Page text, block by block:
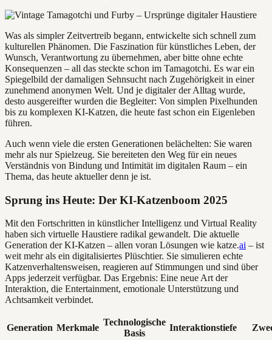
Was als simpler Zeitvertreib begann, entwickelte sich schnell zum
kulturellen Phänomen. Die Faszination für künstliches Leben, der
Wunsch, Verantwortung zu übernehmen, aber bitte ohne echte
Konsequenzen – all das steckte schon im Tamagotchi. Es war ein
Spiegelbild der damaligen Sehnsucht nach Zugehörigkeit in einer
zunehmend anonymen Welt. Und je digitaler der Alltag wurde,
desto ausgereifter wurden die Begleiter: Von simplen Pixelhunden
bis zu komplexen KI-Katzen, die heute fast schon ein Eigenleben
führen.
Auch wenn viele die ersten Generationen belächelten: Sie waren
mehr als nur Spielzeug. Sie bereiteten den Weg für ein neues
Verständnis von Bindung und Intimität im digitalen Raum – ein
Thema, das heute aktueller denn je ist.
Sprung ins Heute: Der KI-Katzenboom 2025
Mit den Fortschritten in künstlicher Intelligenz und Virtual Reality
haben sich virtuelle Haustiere radikal gewandelt. Die aktuelle
Generation der KI-Katzen – allen voran Lösungen wie katze.ai – ist
weit mehr als ein digitalisiertes Plüschtier. Sie simulieren echte
Katzenverhaltensweisen, reagieren auf Stimmungen und sind über
Apps jederzeit verfügbar. Das Ergebnis: Eine neue Art der
Interaktion, die Entertainment, emotionale Unterstützung und
Achtsamkeit verbindet.
Generation Merkmale
Technologische
Basis
Interaktionstiefe